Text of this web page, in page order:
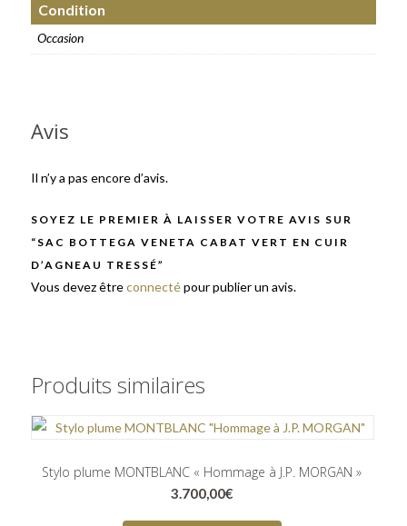
Condition
Occasion
Avis
Il n’y a pas encore d’avis.
SOYEZ LE PREMIER À LAISSER VOTRE AVIS SUR
“SAC BOTTEGA VENETA CABAT VERT EN CUIR
D’AGNEAU TRESSÉ”
Vous devez êtreconnectépour publier un avis.
Produits similaires
Stylo plume MONTBLANC « Hommage à J.P. MORGAN »
3.700,00€